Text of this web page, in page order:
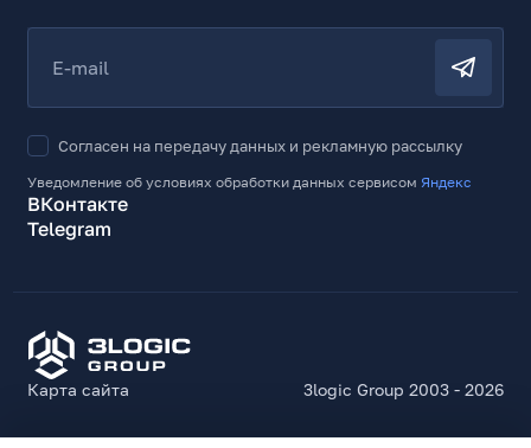
E-mail
Согласен на передачу данных и рекламную рассылку
Уведомление об условиях обработки данных сервисом Яндекс
ВКонтакте
Telegram
Карта сайта 3logic Group 2003 - 2026